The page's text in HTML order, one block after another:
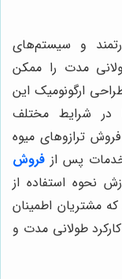
و سیستم‌های
مدت را ممکن
ارگونومیک این
در شرایط مختلف
ترازوهای میوه
پس از فروش
نحوه استفاده از
مشتریان اطمینان
طولانی مدت و